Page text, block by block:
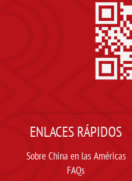
ENLACES RÁPIDOS
Sobre China en las Américas
FAQs